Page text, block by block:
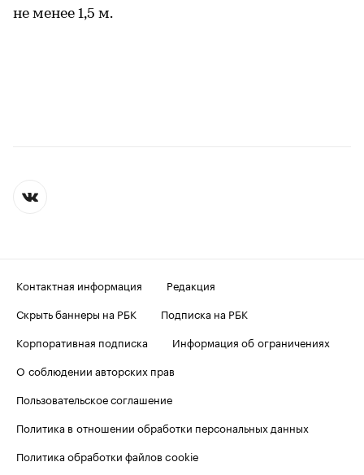
не менее 1,5 м.
Контактная информация
Редакция
Скрыть баннеры на РБК
Подписка на РБК
Корпоративная подписка
Информация об ограничениях
О соблюдении авторских прав
Пользовательское соглашение
Политика в отношении обработки персональных данных
Политика обработки файлов cookie